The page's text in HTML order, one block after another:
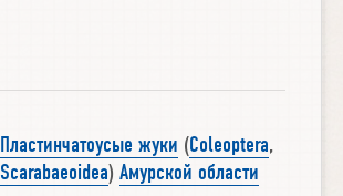
Пластинчатоусые жуки (Coleoptera,
Scarabaeoidea) Амурской области